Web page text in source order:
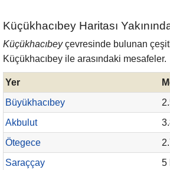
Küçükhacıbey Haritası
Küçükhacıbeyçevresinde bulunan
Küçükhacıbey ile arasındaki mesafeler.
Yer
Büyükhacıbey
Akbulut
Ötegece
Saraççay
5